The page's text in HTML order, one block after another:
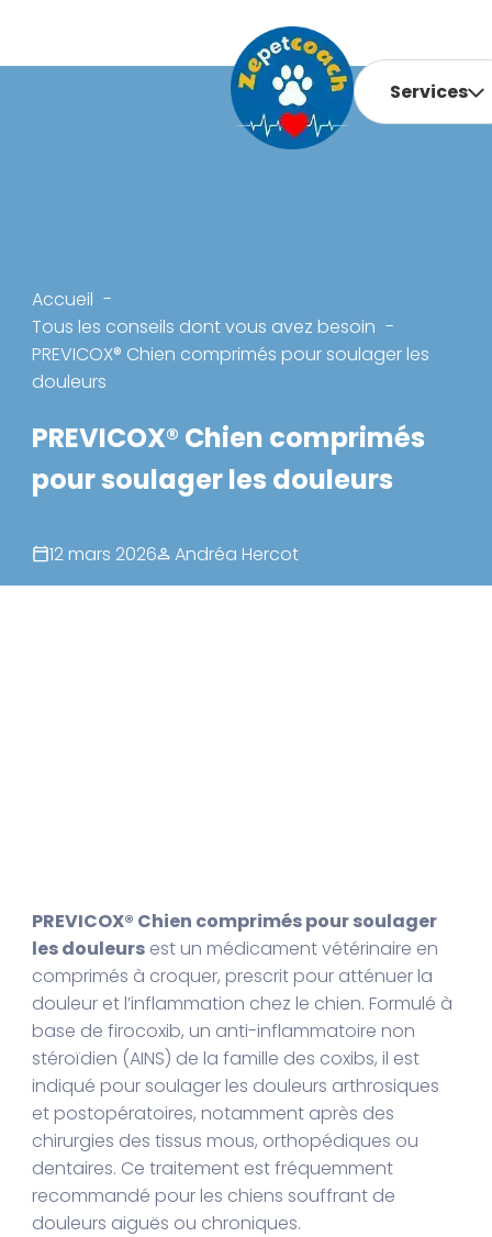
Services
Accueil
Tous les conseils dont vous avez besoin
PREVICOX® Chien comprimés pour soulager les
douleurs
PREVICOX® Chien comprimés
pour soulager les douleurs
12 mars 2026 Andréa Hercot
PREVICOX® Chien comprimés pour soulager
les douleurs est un médicament vétérinaire en
comprimés à croquer, prescrit pour atténuer la
douleur et l’inflammation chez le chien. Formulé à
base de firocoxib, un anti-inflammatoire non
stéroïdien (AINS) de la famille des coxibs, il est
indiqué pour soulager les douleurs arthrosiques
et postopératoires, notamment après des
chirurgies des tissus mous, orthopédiques ou
dentaires. Ce traitement est fréquemment
recommandé pour les chiens souffrant de
douleurs aiguës ou chroniques.